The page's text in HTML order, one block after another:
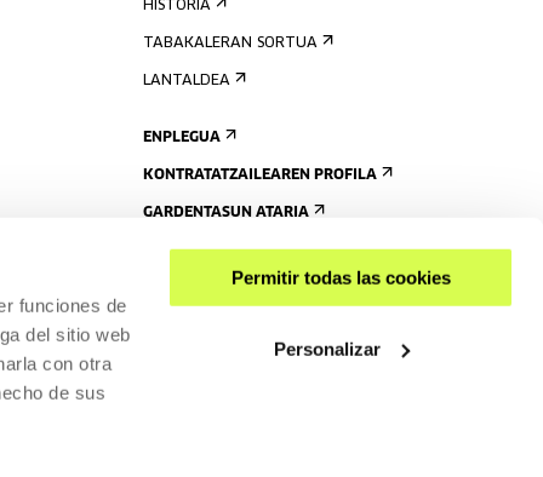
funciones de
del sitio web
con otra
de sus
Permitir todas las cookies
Personalizar
HISTORIA
TABAKALERAN SORTUA
LANTALDEA
ENPLEGUA
KONTRATATZAILEAREN PROFILA
GARDENTASUN ATARIA